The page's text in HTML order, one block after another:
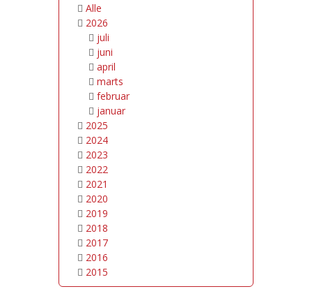
Alle
2026
juli
juni
april
marts
februar
januar
2025
2024
2023
2022
2021
2020
2019
2018
2017
2016
2015